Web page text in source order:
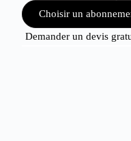
Choisir un
Demander un devis